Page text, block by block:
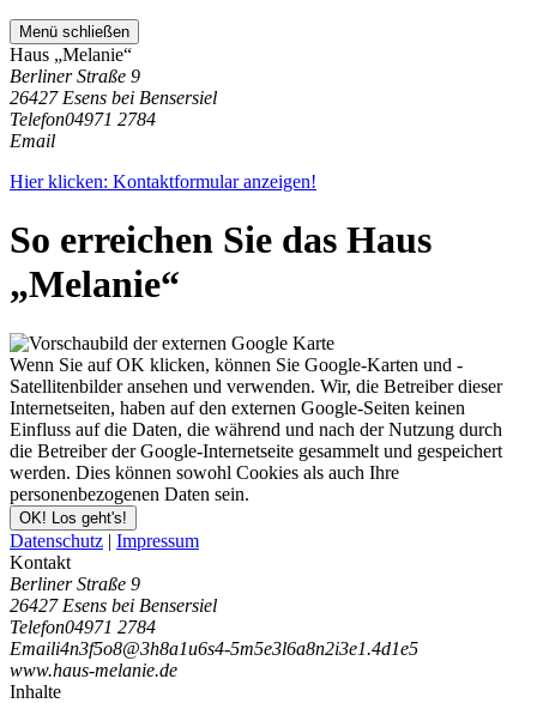
Menü schließen
Haus „Melanie“
Berliner Straße 9
26427 Esens bei Bensersiel
Telefon04971 2784
Email
Hier klicken: Kontaktformular anzeigen!
So erreichen Sie das Haus
„Melanie“
Wenn Sie auf OK klicken, können Sie Google-Karten und -
Satellitenbilder ansehen und verwenden. Wir, die Betreiber dieser
Internetseiten, haben auf den externen Google-Seiten keinen
Einfluss auf die Daten, die während und nach der Nutzung durch
die Betreiber der Google-Internetseite gesammelt und gespeichert
werden. Dies können sowohl Cookies als auch Ihre
personenbezogenen Daten sein.
OK! Los geht's!
Datenschutz | Impressum
Kontakt
Berliner Straße 9
26427 Esens bei Bensersiel
Telefon04971 2784
Emaili4n3f5o8@3h8a1u6s4-5m5e3l6a8n2i3e1.4d1e5
www.haus-melanie.de
Inhalte